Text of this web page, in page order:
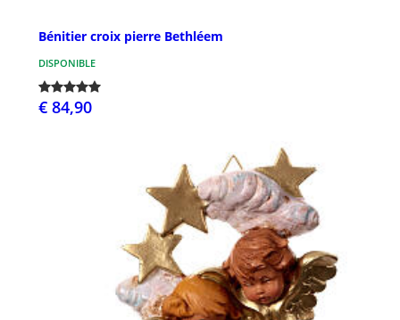
Bénitier croix pierre Bethléem
DISPONIBLE
€ 84,90